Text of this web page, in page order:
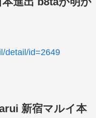
detail/id=2649
新宿マルイ本